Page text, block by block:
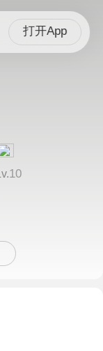
打开App
Lv.10